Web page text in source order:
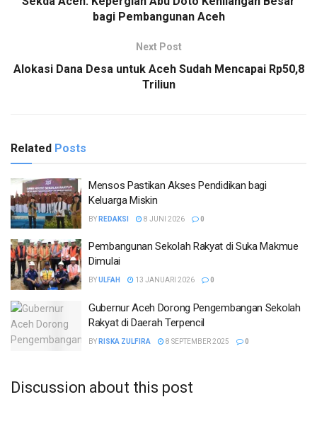
bagi Pembangunan Aceh
Next Post
Alokasi Dana Desa untuk Aceh Sudah Mencapai Rp50,8
Triliun
Related Posts
Mensos Pastikan Akses Pendidikan bagi
Keluarga Miskin
BY REDAKSI 8 JUNI 2026 0
Pembangunan Sekolah Rakyat di Suka Makmue
Dimulai
BYULFAH 13 JANUARI 2026 0
Gubernur Aceh Dorong Pengembangan Sekolah
Rakyat di Daerah Terpencil
BY RISKA ZULFIRA 8 SEPTEMBER 2025 0
Discussion about this post